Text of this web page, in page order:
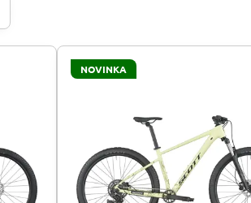
NOVINKA